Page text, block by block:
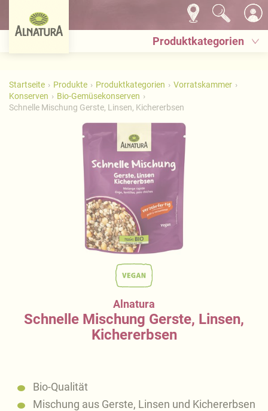
Produktkategorien
Startseite Produkte Produktkategorien
Vorratskammer
Konserven
Bio-Gemüsekonserven
Schnelle Mischung Gerste, Linsen, Kichererbsen
Alnatura
Schnelle Mischung Gerste, Linsen,
Kichererbsen
Bio-Qualität
Mischung aus Gerste, Linsen und Kichererbsen